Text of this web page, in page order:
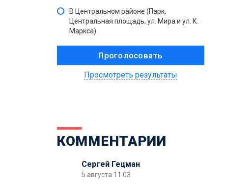
В Центральном районе (Парк,
Центральная площадь, ул. Мира и ул. К.
Маркса)
Просмотреть результаты
КОММЕНТАРИИ
Сергей Гецман
5 августа 11:03